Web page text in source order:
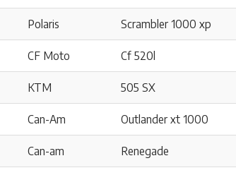
Polaris Scrambler 1000 xp
CF Moto Cf 520l
KTM 505 SX
Can-Am Outlander xt 1000
Can-am Renegade